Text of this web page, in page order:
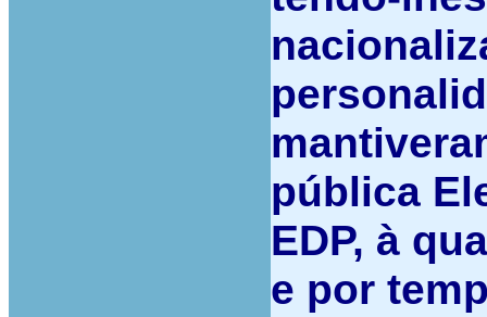
pública
EDP, à
e por